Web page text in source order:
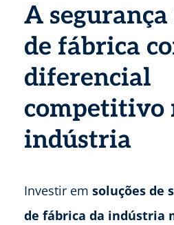
A
de fábrica
diferencial
competitivo
indústria
Investir em soluções de
de fábrica da indústria